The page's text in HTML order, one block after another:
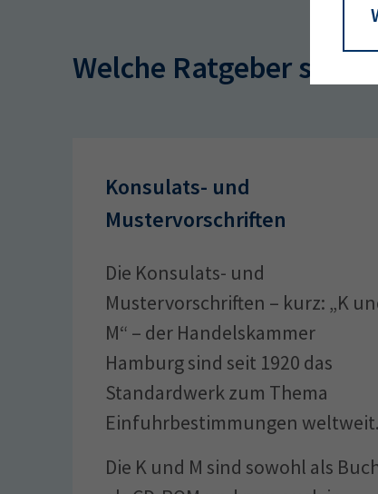
Welche Ratgeber
Konsulats- und
Mustervorschriften
Die Konsulats- und
Mustervorschriften – kurz: „K
M“ – der Handelskammer
Hamburg sind seit 1920 das
Standardwerk zum Thema
Einfuhrbestimmungen weltweit.
Die K und M sind sowohl als